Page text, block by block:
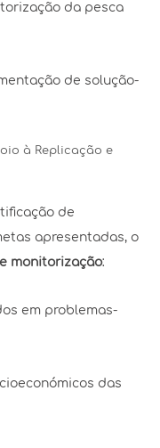
da pesca
de solução-
à Replicação e
de
apresentadas, o
monitorização:
em problemas-
das